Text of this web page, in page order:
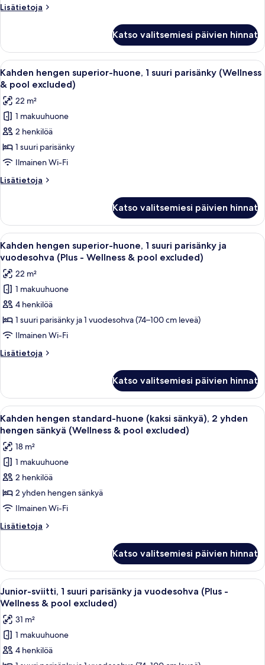
pool
Lisätietoja
Lisätietoja
-
Wellness
&
pool
excluded)
Katso valitsemiesi päivien hinnat
Avaa
kaikki
huonetyypin
Kahden
hengen
superior-
huone,
1
suuri
parisänky
&
pool
excluded)
kuvat
Moderni hotellihuone, jossa on
7
Kahden hengen superior-huone, 1 suuri parisänky (Wellness
& pool excluded)
22 m²
1 makuuhuone
2 henkilöä
1 suuri parisänky
Ilmainen Wi-Fi
Lisätietoja
Lisätietoja
superior-
huone,
1
suuri
(Wellness
&
pool
excluded)
Katso valitsemiesi päivien hinnat
Avaa
kaikki
huonetyypin
Kahden
hengen
superior-
huone,
1
suuri
parisänky
vuodesohva
(Plus
-
Wellness
&
pool
excluded)
kuvat
Moderni hotellihuone, jossa on
10
Kahden hengen superior-huone, 1 suuri parisänky ja
vuodesohva (Plus - Wellness & pool excluded)
22 m²
1 makuuhuone
4 henkilöä
1 suuri parisänky ja 1 vuodesohva (74–100 cm leveä)
Ilmainen Wi-Fi
Lisätietoja
Lisätietoja
superior-
huone,
1
suuri
parisänky
ja
vuodesohva
(Plus
-
Wellness
pool
excluded)
Katso valitsemiesi päivien hinnat
Avaa
kaikki
huonetyypin
Kahden
hengen
standard-
huone
(kaksi
sänkyä),
2
hengen
sänkyä
(Wellness
&
pool
excluded)
kuvat
Hotellihuone, jossa on kaksi sänkyä,
7
Kahden hengen standard-huone (kaksi sänkyä), 2 yhden
hengen sänkyä (Wellness & pool excluded)
18 m²
1 makuuhuone
2 henkilöä
2 yhden hengen sänkyä
Ilmainen Wi-Fi
Lisätietoja
Lisätietoja
standard-
huone
(kaksi
sänkyä),
yhden
hengen
sänkyä
(Wellness
Katso valitsemiesi päivien hinnat
Avaa
kaikki
huonetyypin
Junior-
sviitti,
1
Moderni hotellihuone, jossa on
8
Junior-sviitti, 1 suuri parisänky ja vuodesohva (Plus -
Wellness & pool excluded)
31 m²
1 makuuhuone
4 henkilöä